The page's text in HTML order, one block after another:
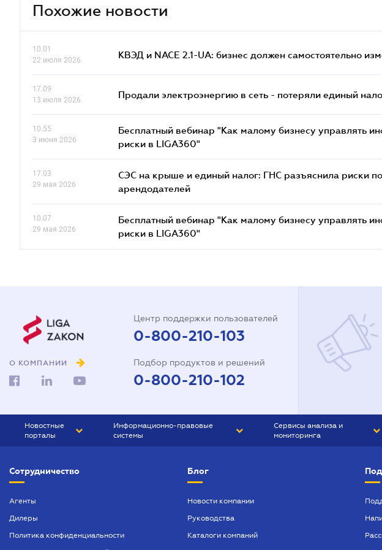
Похожие новости
10.01
22 июля 2026
КВЭД и NACE 2.1-UA: бизнес должен самостоятельно
17.09
13 июля 2026
Продали электроэнергию в сеть - потеряли единый
10.55
3 июня 2026
Бесплатный вебинар "Как малому бизнесу управлять
риски в LIGA360"
17.03
29 мая 2026
СЭС на крыше и единый налог: ГНС разъяснила риски
арендодателей
10.07
29 мая 2026
Бесплатный вебинар "Как малому бизнесу управлять
риски в LIGA360"
О КОМПАНИИ
Центр поддержки пользователей
0-800-210-103
Подбор продуктов и решений
0-800-210-102
Новостные
порталы
БИЗНЕС
Информационно-правовые
системы
БУХГАЛТЕР ПРОФ
ЮРИСТ ПРОФ
Сервисы анализа и
мониторинга
Сотрудничество
Агенты
Дилеры
Политика конфиденциальности
Блог
Новости компании
Руководства
Каталоги компаний